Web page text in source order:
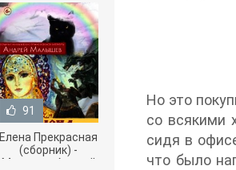
Но это
со всякими
сидя в
что было
91
Елена Прекрасная
(сборник) -
Малышев Андрей